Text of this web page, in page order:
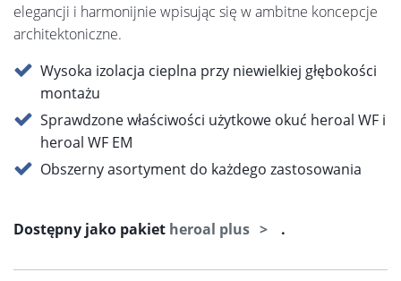
elegancji i harmonijnie wpisując się w ambitne koncepcje
architektoniczne.
Wysoka izolacja cieplna przy niewielkiej głębokości
montażu
Sprawdzone właściwości użytkowe okuć heroal WF i
heroal WF EM
Obszerny asortyment do każdego zastosowania
Dostępny jako pakiet heroal plus .